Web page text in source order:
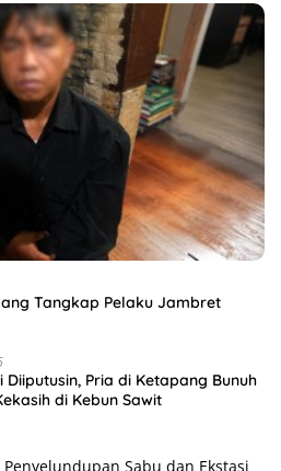
Tangkap Pelaku Jambret
Diiputusin, Pria di Ketapang Bunuh
di Kebun Sawit